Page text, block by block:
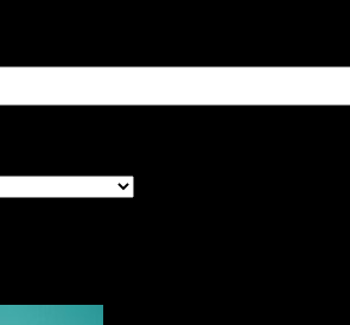
× Carhartt WIP 初コラ
が国内2月5日に発売予定